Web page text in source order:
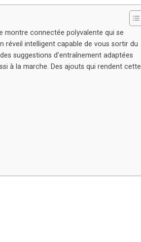
montre connectée polyvalente qui se
réveil intelligent capable de vous sortir du
suggestions d’entraînement adaptées
à la marche. Des ajouts qui rendent cette